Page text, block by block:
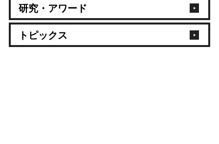
研究・アワード
トピックス